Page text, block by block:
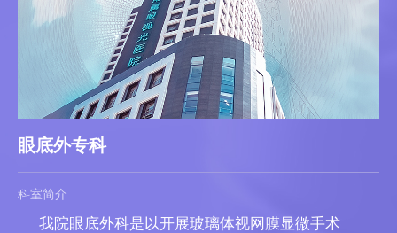
眼底外专科
科室简介
我院眼底外科是以开展玻璃体视网膜显微手术